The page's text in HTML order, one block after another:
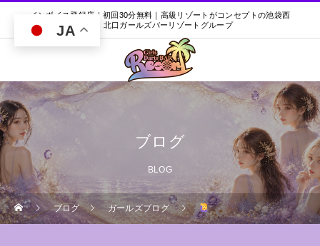
インボイス登録店｜初回30分無料｜高級リゾートがコンセプトの池袋西
口・北口ガールズバーリゾートグループ
ブログ
BLOG
ブログ ガールズブログ
JA